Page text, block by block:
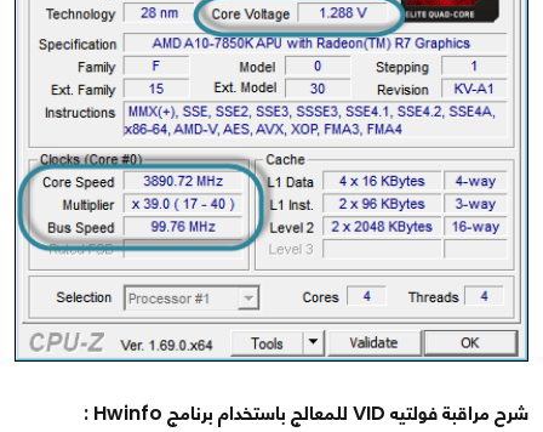
شرح مراقبة فولتيه VID للمعالج باستخدام برنامج Hwinfo :